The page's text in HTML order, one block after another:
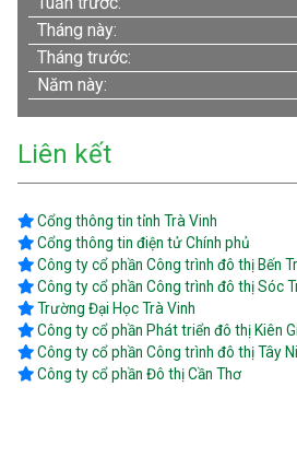
Tháng này:
Tháng trước:
Năm này:
Liên kết
Cổng thông tin tỉnh Trà Vinh
Cổng thông tin điện tử Chính phủ
Công ty cổ phần Công trình đô thị Bến
Công ty cổ phần Công trình đô thị Sóc
Trường Đại Học Trà Vinh
Công ty cổ phần Phát triển đô thị Kiên
Công ty cổ phần Công trình đô thị Tây
Công ty cổ phần Đô thị Cần Thơ